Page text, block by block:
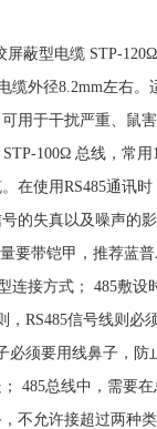
蔽型电缆 STP-
缆外径8.2mm左右
用于干扰严重、
100Ω 总线，常
在使用RS485通讯
的失真以及噪声的
要带铠甲，推荐蓝
连接方式； 485敷
RS485信号线则
须要用线鼻子，
485总线中，需要
不允许接超过两种